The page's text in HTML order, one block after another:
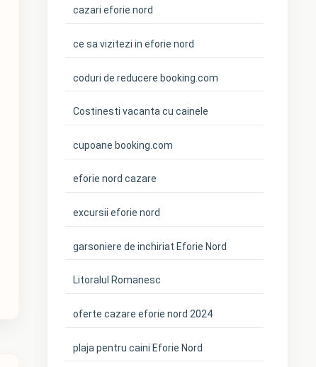
cazari eforie nord
ce sa vizitezi in eforie nord
coduri de reducere booking.com
Costinesti vacanta cu cainele
cupoane booking.com
eforie nord cazare
excursii eforie nord
garsoniere de inchiriat Eforie Nord
Litoralul Romanesc
oferte cazare eforie nord 2024
plaja pentru caini Eforie Nord